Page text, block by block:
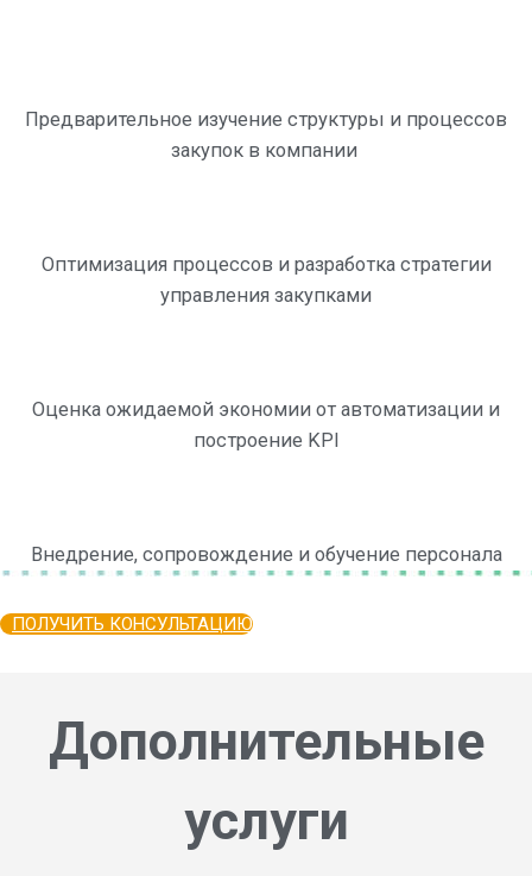
Предварительное изучение структуры и процессов
закупок в компании
Оптимизация процессов и разработка стратегии
управления закупками
Оценка ожидаемой экономии от автоматизации и
построение KPI
Внедрение, сопровождение и обучение персонала
ПОЛУЧИТЬ КОНСУЛЬТАЦИЮ
Дополнительные
услуги